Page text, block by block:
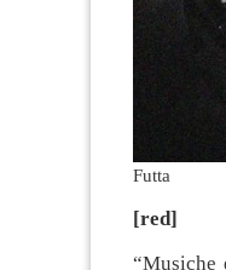
Futta
[red]